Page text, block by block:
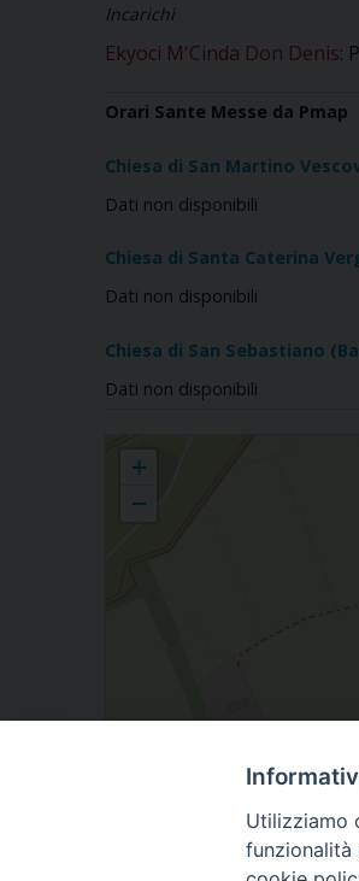
Incarichi
Ekyoci M'Cinda Don Denis:
Orari Sante Messe da Pmap
Chiesa di San Martino
Dati non disponibili
Chiesa di Santa Caterina
Dati non disponibili
Chiesa di San Sebastiano
Dati non disponibili
+
−
Utilizziamo
funzionalità